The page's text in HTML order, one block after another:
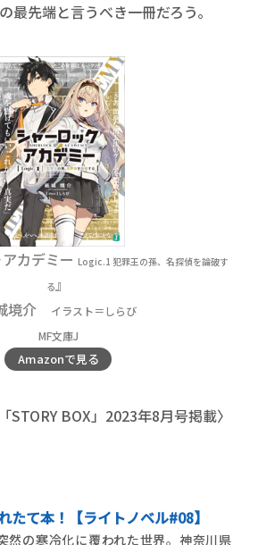
最先端と言うべき一冊だろう。
カデミー Logic.1 犯罪王の孫、名探偵を論破す
る』
境介
イラスト＝しらび
MF文庫J
Amazonで見る
「STORY BOX」2023年8月号掲載〉
たて本！【ライトノベル#08】
然の寒冷化に覆われた世界。神奈川県